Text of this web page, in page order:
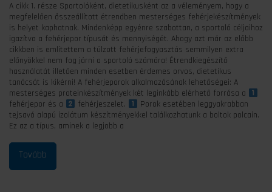
A cikk 1. része Sportolóként, dietetikusként az a véleményem, hogy a
megfelelően összeállított étrendben mesterséges fehérjekészítmények
is helyet kaphatnak. Mindenképp egyénre szabottan, a sportoló céljaihoz
igazítva a fehérjepor típusát és mennyiségét. Ahogy azt már az előbb
cikkben is említettem a túlzott fehérjefogyasztás semmilyen extra
előnyökkel nem fog járni a sportoló számára! Étrendkiegészítő
használatát illetően minden esetben érdemes orvos, dietetikus
tanácsát is kikérni! A fehérjeporok alkalmazásának lehetőségei: A
mesterséges proteinkészítmények két leginkább elérhető forrása a
fehérjepor és a
fehérjeszelet.
Porok esetében leggyakrabban
tejsavó alapú izolátum készítményekkel találkozhatunk a boltok polcain.
Ez az a típus, aminek a legjobb a